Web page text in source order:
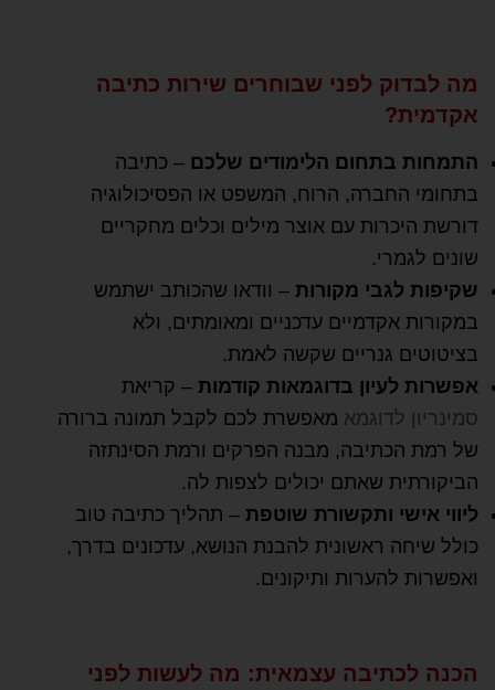
מה לבדוק לפני שבוחרים שירות כתיבה
אקדמית?
התמחות בתחום הלימודים שלכם – כתיבה
בתחומי החברה, הרוח, המשפט או הפסיכולוגיה
דורשת היכרות עם אוצר מילים וכלים מחקריים
שונים לגמרי.
שקיפות לגבי מקורות – וודאו שהכותב ישתמש
במקורות אקדמיים עדכניים ומאומתים, ולא
בציטוטים גנריים שקשה לאמת.
אפשרות לעיון בדוגמאות קודמות – קריאת
סמינריון לדוגמא מאפשרת לכם לקבל תמונה ברורה
של רמת הכתיבה, מבנה הפרקים ורמת הסינתזה
הביקורתית שאתם יכולים לצפות לה.
ליווי אישי ותקשורת שוטפת – תהליך כתיבה טוב
כולל שיחה ראשונית להבנת הנושא, עדכונים בדרך,
ואפשרות להערות ותיקונים.
הכנה לכתיבה עצמאית: מה לעשות לפני